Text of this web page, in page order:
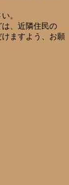
。
、近隣住民の
ますよう、お願